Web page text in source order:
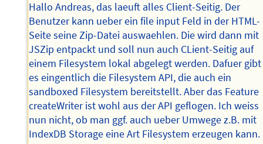
Hallo Andreas, das laeuft alles Client-Seitig. Der
Benutzer kann ueber ein file input Feld in der HTML-
Seite seine Zip-Datei auswaehlen. Die wird dann mit
JSZip entpackt und soll nun auch CLient-Seitig auf
einem Filesystem lokal abgelegt werden. Dafuer gibt
es eingentlich die Filesystem API, die auch ein
sandboxed Filesystem bereitstellt. Aber das Feature
createWriter ist wohl aus der API geflogen. Ich weiss
nun nicht, ob man ggf. auch ueber Umwege z.B. mit
IndexDB Storage eine Art Filesystem erzeugen kann.